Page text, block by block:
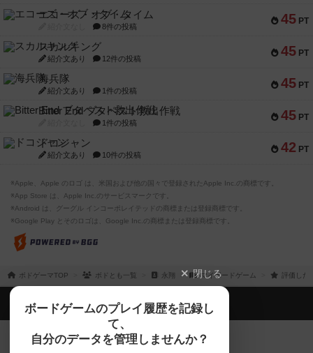
45 PT
エコーズ・オブ・タイム
8件の投稿
45 PT
スカルキング
紹介文あり 12件の投稿
45 PT
海兵隊
紹介文あり 1件の投稿
45 PT
Bitter End ブタペスト救出作戦
1件の投稿
42 PT
ドコジャン
紹介文あり 10件の投稿
※Apple、Apple のロゴ は、米国および他の国々で登録されたApple Inc.の商標です。
※App Store は、Apple Inc.のサービスマークです。
※Android は、グーグル インコーポレイテッドの商標または登録商標です。
※Google Play とそのロゴは、Google Inc.の商標または登録商標です。
ボドゲーマTOP ボドとも一覧 永翔 マイボードゲーム 評価した
閉じる
ボードゲームのプレイ履歴を記録し
て、
自分のデータを管理しませんか？
ボドゲーマTOP
ボードゲームを検索する